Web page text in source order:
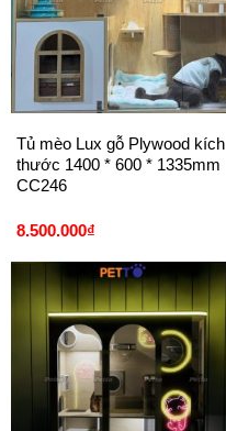
Tủ mèo Lux gỗ Plywood kích
thước 1400 * 600 * 1335mm
CC246
8.500.000₫